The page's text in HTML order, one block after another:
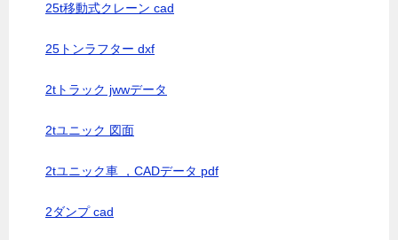
25t移動式クレーン cad
25トンラフター dxf
2tトラック jwwデータ
2tユニック 図面
2tユニック車 ，CADデータ pdf
2ダンプ cad